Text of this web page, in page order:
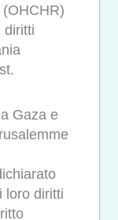
diritti
Gaza e
loro diritti